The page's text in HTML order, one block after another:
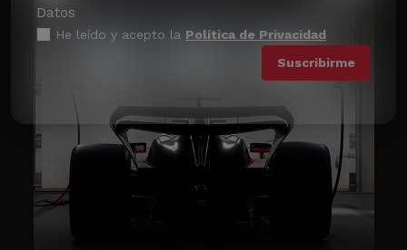
Datos
He leído y acepto la Política de Privacidad